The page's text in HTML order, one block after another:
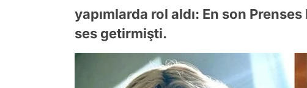
yapımlarda rol aldı: En son
ses getirmişti.